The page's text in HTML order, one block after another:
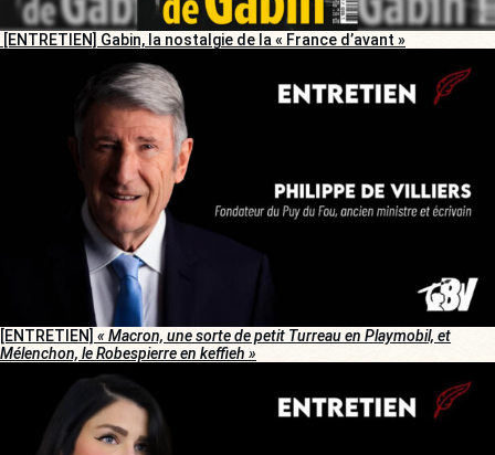
[ENTRETIEN] Gabin, la nostalgie de la « France d’avant »
[ENTRETIEN] « Macron, une sorte de petit Turreau en Playmobil, et
Mélenchon, le Robespierre en keffieh »